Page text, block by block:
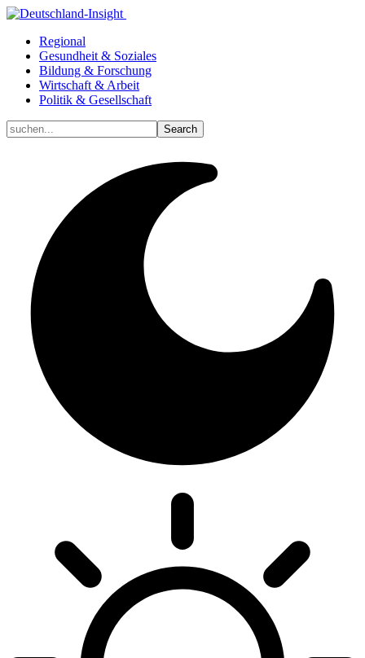
Regional
Gesundheit & Soziales
Bildung & Forschung
Wirtschaft & Arbeit
Politik & Gesellschaft